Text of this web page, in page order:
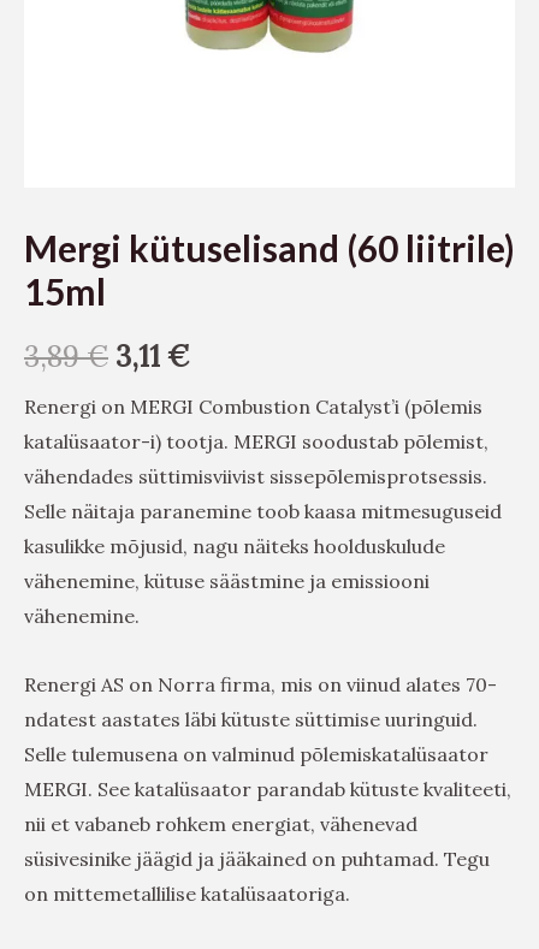
Mergi kütuselisand (60 liitrile)
15ml
3,89€ 3,11€
Renergi on MERGI Combustion Catalyst’i (põlemis
katalüsaator-i) tootja. MERGI soodustab põlemist,
vähendades süttimisviivist sissepõlemisprotsessis.
Selle näitaja paranemine toob kaasa mitmesuguseid
kasulikke mõjusid, nagu näiteks hoolduskulude
vähenemine, kütuse säästmine ja emissiooni
vähenemine.
Renergi AS on Norra firma, mis on viinud alates 70-
ndatest aastates läbi kütuste süttimise uuringuid.
Selle tulemusena on valminud põlemiskatalüsaator
MERGI. See katalüsaator parandab kütuste kvaliteeti,
nii et vabaneb rohkem energiat, vähenevad
süsivesinike jäägid ja jääkained on puhtamad. Tegu
on mittemetallilise katalüsaatoriga.